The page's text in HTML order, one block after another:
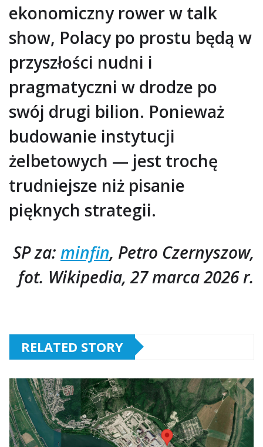
ekonomiczny rower w talk
show, Polacy po prostu będą w
przyszłości nudni i
pragmatyczni w drodze po
swój drugi bilion. Ponieważ
budowanie instytucji
żelbetowych — jest trochę
trudniejsze niż pisanie
pięknych strategii.
SP za: minfin, Petro Czernyszow,
fot. Wikipedia, 27 marca 2026 r.
RELATED STORY